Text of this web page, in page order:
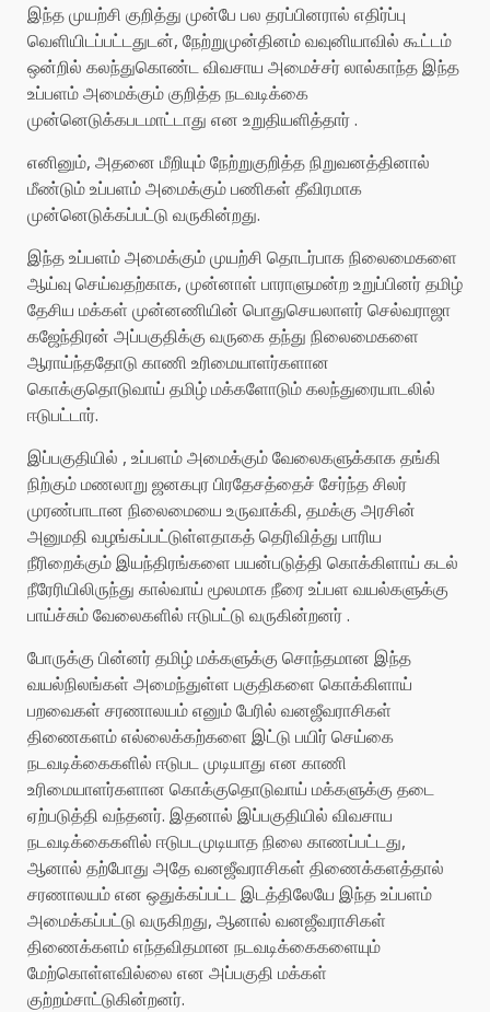
இந்த முயற்சி குறித்து முன்பே பல தரப்பினரால் எதிர்ப்பு
வெளியிடப்பட்டதுடன், நேற்றுமுன்தினம் வவுனியாவில் கூட்டம்
ஒன்றில் கலந்துகொண்ட விவசாய அமைச்சர் லால்காந்த இந்த
உப்பளம் அமைக்கும் குறித்த நடவடிக்கை
முன்னெடுக்கபடமாட்டாது என உறுதியளித்தார் .
எனினும், அதனை மீறியும் நேற்றுகுறித்த நிறுவனத்தினால்
மீண்டும் உப்பளம் அமைக்கும் பணிகள் தீவிரமாக
முன்னெடுக்கப்பட்டு வருகின்றது.
இந்த உப்பளம் அமைக்கும் முயற்சி தொடர்பாக நிலைமைகளை
ஆய்வு செய்வதற்காக, முன்னாள் பாராளுமன்ற உறுப்பினர் தமிழ்
தேசிய மக்கள் முன்னணியின் பொதுசெயலாளர் செல்வராஜா
கஜேந்திரன் அப்பகுதிக்கு வருகை தந்து நிலைமைகளை
ஆராய்ந்ததோடு காணி உரிமையாளர்களான
கொக்குதொடுவாய் தமிழ் மக்களோடும் கலந்துரையாடலில்
ஈடுபட்டார்.
இப்பகுதியில் , உப்பளம் அமைக்கும் வேலைகளுக்காக தங்கி
நிற்கும் மணலாறு ஜனகபுர பிரதேசத்தைச் சேர்ந்த சிலர்
முரண்பாடான நிலைமையை உருவாக்கி, தமக்கு அரசின்
அனுமதி வழங்கப்பட்டுள்ளதாகத் தெரிவித்து பாரிய
நீரிறைக்கும் இயந்திரங்களை பயன்படுத்தி கொக்கிளாய் கடல்
நீரேரியிலிருந்து கால்வாய் மூலமாக நீரை உப்பள வயல்களுக்கு
பாய்ச்சும் வேலைகளில் ஈடுபட்டு வருகின்றனர் .
போருக்கு பின்னர் தமிழ் மக்களுக்கு சொந்தமான இந்த
வயல்நிலங்கள் அமைந்துள்ள பகுதிகளை கொக்கிளாய்
பறவைகள் சரணாலயம் எனும் பேரில் வனஜீவராசிகள்
திணைகளம் எல்லைக்கற்களை இட்டு பயிர் செய்கை
நடவடிக்கைகளில் ஈடுபட முடியாது என காணி
உரிமையாளர்களான கொக்குதொடுவாய் மக்களுக்கு தடை
ஏற்படுத்தி வந்தனர். இதனால் இப்பகுதியில் விவசாய
நடவடிக்கைகளில் ஈடுபடமுடியாத நிலை காணப்பட்டது,
ஆனால் தற்போது அதே வனஜீவராசிகள் திணைக்களத்தால்
சரணாலயம் என ஒதுக்கப்பட்ட இடத்திலேயே இந்த உப்பளம்
அமைக்கப்பட்டு வருகிறது, ஆனால் வனஜீவராசிகள்
திணைக்களம் எந்தவிதமான நடவடிக்கைகளையும்
மேற்கொள்ளவில்லை என அப்பகுதி மக்கள்
குற்றம்சாட்டுகின்றனர்.